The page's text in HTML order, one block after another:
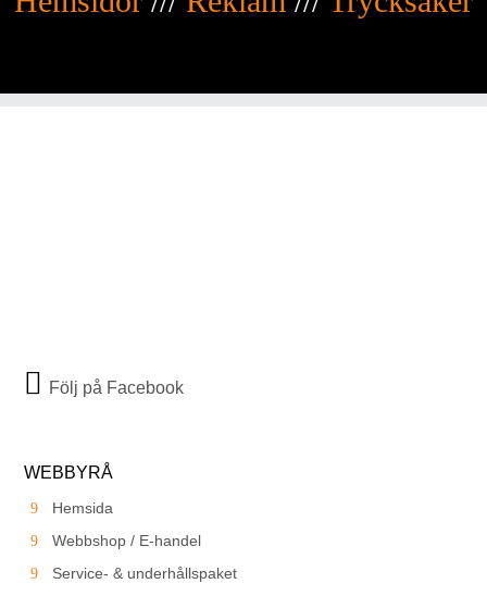
Följ på Facebook
WEBBYRÅ
Hemsida
Webbshop / E-handel
Service- & underhållspaket